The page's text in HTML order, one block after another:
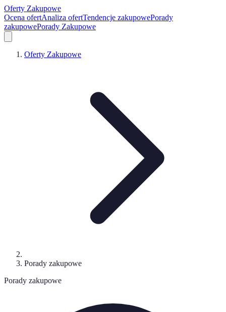
Oferty Zakupowe
Ocena ofertAnaliza ofertTendencje zakupowePorady
zakupowePorady Zakupowe
Oferty Zakupowe
Porady zakupowe
Porady zakupowe